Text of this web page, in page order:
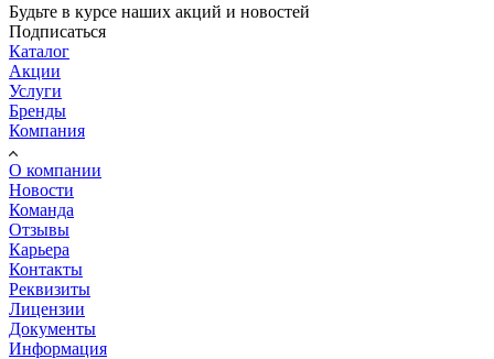
Будьте в курсе наших акций и новостей
Подписаться
Каталог
Акции
Услуги
Бренды
Компания
О компании
Новости
Команда
Отзывы
Карьера
Контакты
Реквизиты
Лицензии
Документы
Информация